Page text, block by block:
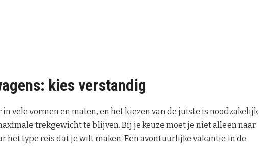
kies verstandig
vele vormen en maten, en het kiezen van de juiste is noodzakelijk
trekgewicht te blijven. Bij je keuze moet je niet alleen naar
het type reis dat je wilt maken. Een avontuurlijke vakantie in de